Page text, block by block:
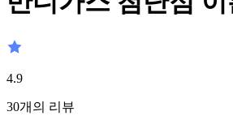
4.9
30개의 리뷰